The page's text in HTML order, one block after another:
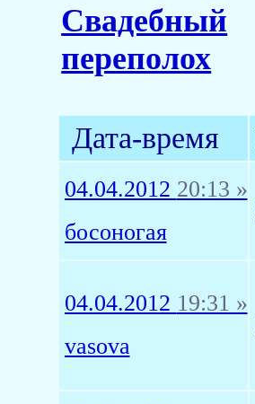
Свадебный
переполох
Дата-время
04.04.2012 20:13 »
босоногая
04.04.2012 19:31 »
vasova